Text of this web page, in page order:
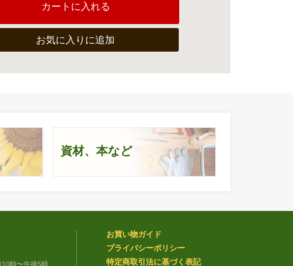
カートに入れる
お気に入りに追加
資材、本など
10時〜午後5時
お買い物ガイド
プライバシーポリシー
特定商取引法に基づく表記